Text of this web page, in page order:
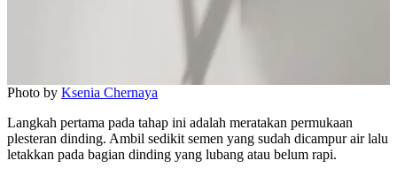
Photo by Ksenia Chernaya
Langkah pertama pada tahap ini adalah meratakan permukaan
plesteran dinding. Ambil sedikit semen yang sudah dicampur air lalu
letakkan pada bagian dinding yang lubang atau belum rapi.